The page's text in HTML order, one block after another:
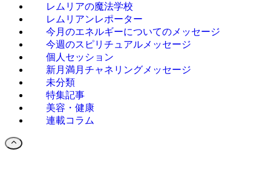
レムリアの魔法学校
レムリアンレポーター
今月のエネルギーについてのメッセージ
今週のスピリチュアルメッセージ
個人セッション
新月満月チャネリングメッセージ
未分類
特集記事
美容・健康
連載コラム